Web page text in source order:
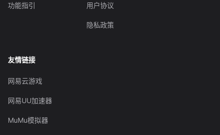
功能指引 用户协议
隐私政策
友情链接
网易云游戏
网易UU加速器
MuMu模拟器